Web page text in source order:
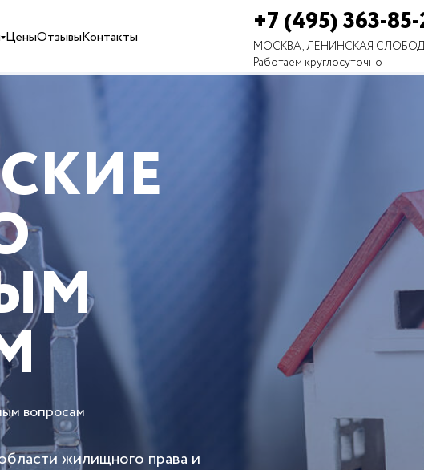
ЦеныОтзывыКонтакты +7 (495) 363-
МОСКВА, ЛЕНИНСКАЯ
Работаем круглосуточно
вопросам
жилищного права и